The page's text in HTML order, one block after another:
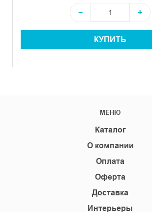
−
+
КУПИТЬ
МЕНЮ
Каталог
О компании
Оплата
Оферта
Доставка
Интерьеры